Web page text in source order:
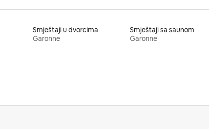
Smještaji u dvorcima
Garonne
Smještaji sa saunom
Garonne